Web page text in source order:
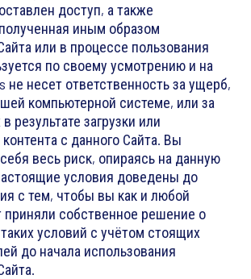
доступ, а также
иным образом
или в процессе пользования
по своему усмотрению и на
не несет ответственность за ущерб,
компьютерной системе, или за
результате загрузки или
с данного Сайта. Вы
весь риск, опираясь на данную
условия доведены до
с тем, чтобы вы как и любой
приняли собственное решение о
условий с учётом стоящих
до начала использования